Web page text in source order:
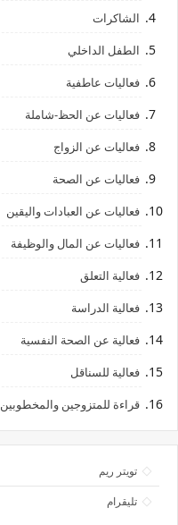
الشاكرات
الطفل الداخلي
فعاليات عاطفية
فعاليات عن الحظ-شاملة
فعاليات عن الزواج
فعاليات عن الصحة
فعاليات عن العبادات واليقين
فعاليات عن المال والوظيفة
فعالية التعلق
فعالية الدراسة
فعالية عن الصحة النفسية
فعالية للسناقل
قراءة للمتزوجين والمخطوبين
تويتر ريم
تليقرام